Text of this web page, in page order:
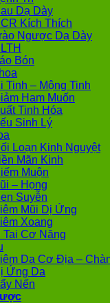
Dạ Dày
Kích Thích
Ngược Dạ Dày
Bón
Tinh – Mộng Tinh
Ham Muốn
Tinh Hóa
Sinh Lý
Loạn Kinh Nguyệt
Mãn Kinh
Muộn
– Họng
Suyễn
Mũi Dị Ứng
Xoang
Tai Cơ Năng
Da Cơ Địa –
Ứng Da
Nến